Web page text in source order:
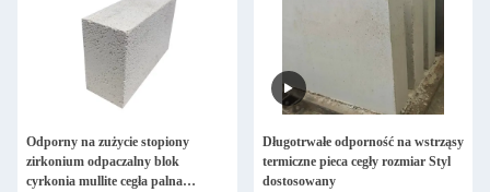
Odporny na zużycie stopiony
zirkonium odpaczalny blok
cyrkonia mullite cegła palna
Długotrwałe odporność na wstrząsy
termiczne pieca cegły rozmiar Styl
dostosowany